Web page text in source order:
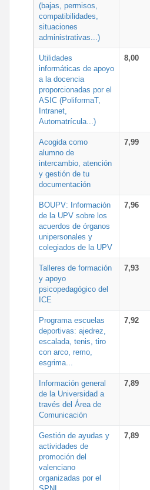
(bajas, permisos,
compatibilidades,
situaciones
administrativas...)
Utilidades
informáticas de apoyo
a la docencia
proporcionadas por el
ASIC (PoliformaT,
Intranet,
Automatrícula...)
8,00
Acogida como
alumno de
intercambio, atención
y gestión de tu
documentación
7,99
BOUPV: Información
de la UPV sobre los
acuerdos de órganos
unipersonales y
colegiados de la UPV
7,96
Talleres de formación
y apoyo
psicopedagógico del
ICE
7,93
Programa escuelas
deportivas: ajedrez,
escalada, tenis, tiro
con arco, remo,
esgrima...
7,92
Información general
de la Universidad a
través del Área de
Comunicación
7,89
Gestión de ayudas y
actividades de
promoción del
valenciano
organizadas por el
SPNL
7,89